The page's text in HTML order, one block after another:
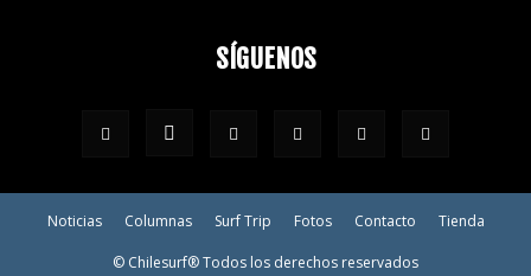
SÍGUENOS
Noticias Columnas Surf Trip Fotos Contacto Tienda
© Chilesurf® Todos los derechos reservados